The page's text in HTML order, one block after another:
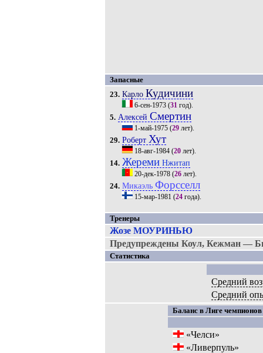
Запасные
23. Карло Кудичини
6-сен-1973(31год).
5. Алексей Смертин
1-май-1975(29лет).
29. Роберт Хут
18-авг-1984(20лет).
14. ЖеремиНжитап
20-дек-1978(26лет).
24. Микаэль Форсселл
15-мар-1981 (24года).
Тренеры
Жозе МОУРИНЬЮ
Предупреждены Коул, Кежман —
Статистика
Средний
Средний
Баланс в Лиге чемпионов
«Челси»
«Ливерпуль»